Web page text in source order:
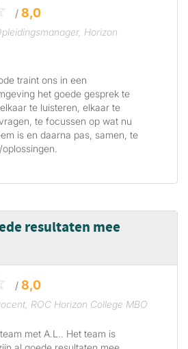
/ 8,0
Horizon
traint ons in een
het goede gesprek te
te luisteren, elkaar te
te focussen op wat nu
is en daarna pas, samen, te
resultaten mee
/ 8,0
ROC Horizon College MBO
met A.L.. Het team is